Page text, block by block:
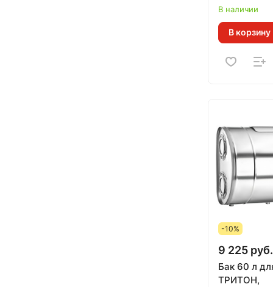
В наличии
В корзину
-10%
9 225 руб.
Бак 60 л
ТРИТОН,